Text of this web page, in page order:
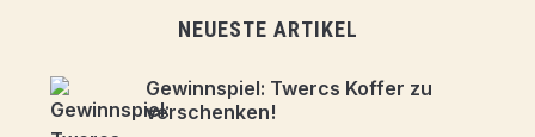
NEUESTE ARTIKEL
Gewinnspiel: Twercs Koffer zu
verschenken!